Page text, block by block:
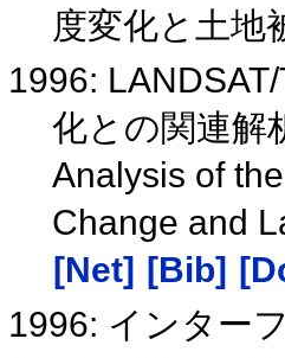
度変化と土地
1996:
化との関連解
Analysis of
Change and
[Net]
[Bib]
1996: インター